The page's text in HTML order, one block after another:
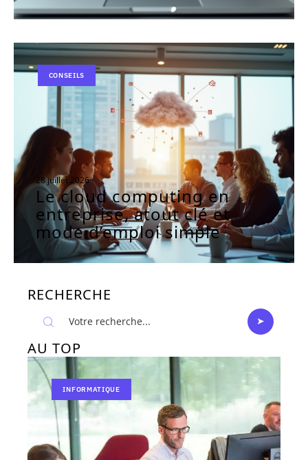
CONSEILS
28 juillet 2026
Le cloud computing en
entreprise, atout clé et
mode d’emploi simple
RECHERCHE
AU TOP
INFORMATIQUE